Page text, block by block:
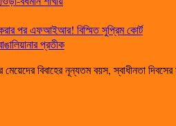
পর এফআইআর! বিস্মিত সুপ্রিম কোর্ট
প্রতীক
মেয়েদের বিবাহের নূন্যতম বয়স, স্বাধীনতা